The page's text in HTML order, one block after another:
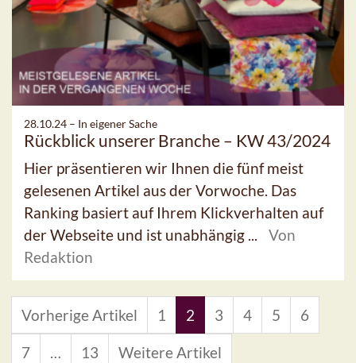
28.10.24 – In eigener Sache
Rückblick unserer Branche – KW 43/2024
Hier präsentieren wir Ihnen die fünf meist
gelesenen Artikel aus der Vorwoche. Das
Ranking basiert auf Ihrem Klickverhalten auf
der Webseite und ist unabhängig ...
Von
Redaktion
Vorherige Artikel 1 2 3 4 5 6
7 … 13 Weitere Artikel